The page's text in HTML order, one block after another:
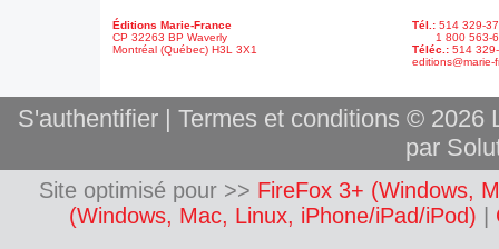
Éditions Marie-France
CP 32263 BP Waverly
Montréal (Québec) H3L 3X1
Tél.: 514 329-
1 800 563-
Téléc.: 514
editions@marie-
S'authentifier| Termes et conditions © 2026
par
Site optimisé pour >> FireFox 3+ (Windows,
(Windows, Mac, Linux, iPhone/iPad/iPod)